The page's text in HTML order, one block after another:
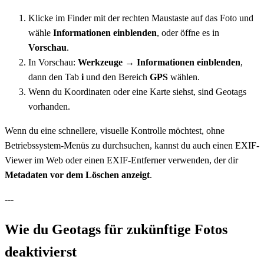
Klicke im Finder mit der rechten Maustaste auf das Foto und
wähle Informationen einblenden, oder öffne es in
Vorschau.
In Vorschau: Werkzeuge → Informationen einblenden,
dann den Tab i und den Bereich GPS wählen.
Wenn du Koordinaten oder eine Karte siehst, sind Geotags
vorhanden.
Wenn du eine schnellere, visuelle Kontrolle möchtest, ohne
Betriebssystem-Menüs zu durchsuchen, kannst du auch einen EXIF-
Viewer im Web oder einen EXIF-Entferner verwenden, der dir
Metadaten vor dem Löschen anzeigt.
---
Wie du Geotags für zukünftige Fotos
deaktivierst